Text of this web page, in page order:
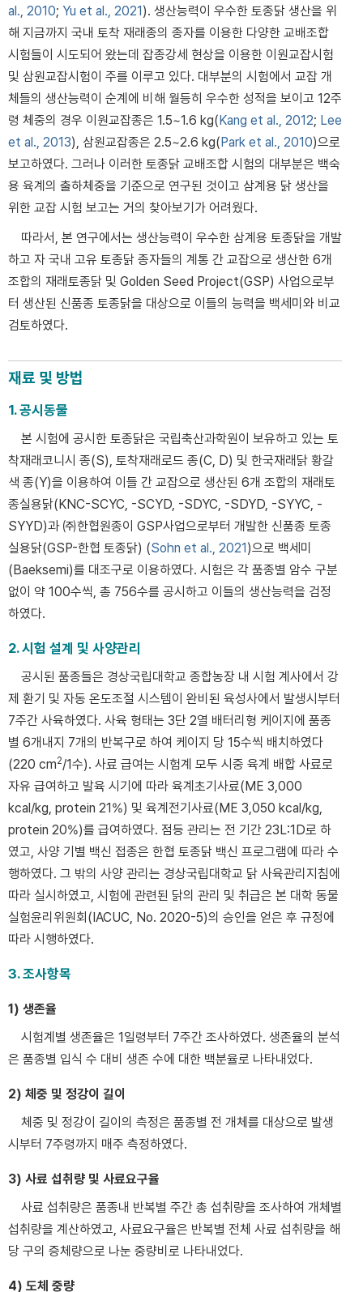
al., 2010; Yu et al., 2021). 생산능력이 우수한 토종닭 생산을 위
해 지금까지 국내 토착 재래종의 종자를 이용한 다양한 교배조합
시험들이 시도되어 왔는데 잡종강세 현상을 이용한 이원교잡시험
및 삼원교잡시험이 주를 이루고 있다. 대부분의 시험에서 교잡 개
체들의 생산능력이 순계에 비해 월등히 우수한 성적을 보이고 12주
령 체중의 경우 이원교잡종은 1.5~1.6 kg(Kang et al., 2012; Lee
et al., 2013), 삼원교잡종은 2.5~2.6 kg(Park et al., 2010)으로
보고하였다. 그러나 이러한 토종닭 교배조합 시험의 대부분은 백숙
용 육계의 출하체중을 기준으로 연구된 것이고 삼계용 닭 생산을
위한 교잡 시험 보고는 거의 찾아보기가 어려웠다.
따라서, 본 연구에서는 생산능력이 우수한 삼계용 토종닭을 개발
하고 자 국내 고유 토종닭 종자들의 계통 간 교잡으로 생산한 6개
조합의 재래토종닭 및 Golden Seed Project(GSP) 사업으로부
터 생산된 신품종 토종닭을 대상으로 이들의 능력을 백세미와 비교
검토하였다.
재료 및 방법
1. 공시동물
본 시험에 공시한 토종닭은 국립축산과학원이 보유하고 있는 토
착재래코니시 종(S), 토착재래로드 종(C, D) 및 한국재래닭 황갈
색 종(Y)을 이용하여 이들 간 교잡으로 생산된 6개 조합의 재래토
종실용닭(KNC-SCYC, -SCYD, -SDYC, -SDYD, -SYYC, -
SYYD)과 ㈜한협원종이 GSP사업으로부터 개발한 신품종 토종
실용닭(GSP-한협 토종닭) (Sohn et al., 2021)으로 백세미
(Baeksemi)를 대조구로 이용하였다. 시험은 각 품종별 암수 구분
없이 약 100수씩, 총 756수를 공시하고 이들의 생산능력을 검정
하였다.
2. 시험 설계 및 사양관리
공시된 품종들은 경상국립대학교 종합농장 내 시험 계사에서 강
제 환기 및 자동 온도조절 시스템이 완비된 육성사에서 발생시부터
7주간 사육하였다. 사육 형태는 3단 2열 배터리형 케이지에 품종
별 6개내지 7개의 반복구로 하여 케이지 당 15수씩 배치하였다
(220 cm2/1수). 사료 급여는 시험계 모두 시중 육계 배합 사료로
자유 급여하고 발육 시기에 따라 육계초기사료(ME 3,000
kcal/kg, protein 21%) 및 육계전기사료(ME 3,050 kcal/kg,
protein 20%)를 급여하였다. 점등 관리는 전 기간 23L:1D로 하
였고, 사양 기별 백신 접종은 한협 토종닭 백신 프로그램에 따라 수
행하였다. 그 밖의 사양 관리는 경상국립대학교 닭 사육관리지침에
따라 실시하였고, 시험에 관련된 닭의 관리 및 취급은 본 대학 동물
실험윤리위원회(IACUC, No. 2020-5)의 승인을 얻은 후 규정에
따라 시행하였다.
3. 조사항목
1) 생존율
시험계별 생존율은 1일령부터 7주간 조사하였다. 생존율의 분석
은 품종별 입식 수 대비 생존 수에 대한 백분율로 나타내었다.
2) 체중 및 정강이 길이
체중 및 정강이 길이의 측정은 품종별 전 개체를 대상으로 발생
시부터 7주령까지 매주 측정하였다.
3) 사료 섭취량 및 사료요구율
사료 섭취량은 품종내 반복별 주간 총 섭취량을 조사하여 개체별
섭취량을 계산하였고, 사료요구율은 반복별 전체 사료 섭취량을 해
당 구의 증체량으로 나눈 중량비로 나타내었다.
4) 도체 중량